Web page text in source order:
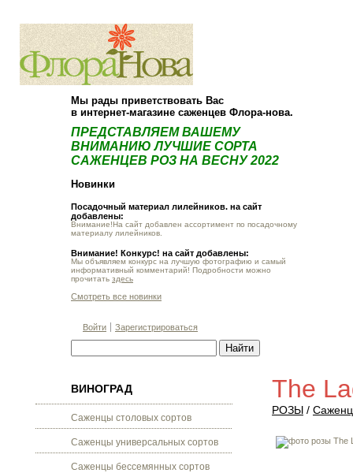
Мы рады приветствовать Вас
в интернет-магазине саженцев Флора-нова.
ПРЕДСТАВЛЯЕМ ВАШЕМУ
ВНИМАНИЮ ЛУЧШИЕ СОРТА
САЖЕНЦЕВ РОЗ НА ВЕСНУ 2022
Новинки
Посадочный материал лилейников. на сайт
добавлены:
Внимание!На сайт добавлен ассортимент по посадочному
материалу лилейников.
Внимание! Конкурс! на сайт добавлены:
Мы объявляем конкурс на лучшую фотографию и самый
информативный комментарий! Подробности можно
прочитать здесь
Смотреть все новинки
Войти Зарегистрироваться
ВИНОГРАД
Саженцы столовых сортов
Саженцы универсальных сортов
Саженцы бессемянных сортов
The
РОЗЫ /